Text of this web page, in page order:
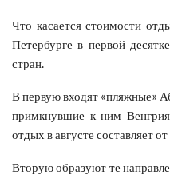
Что касается стоимости
Петербурге в первой
стран.
В первую входят «пляжные»
примкнувшие к ним
отдых в августе составляет
Вторую образуют те